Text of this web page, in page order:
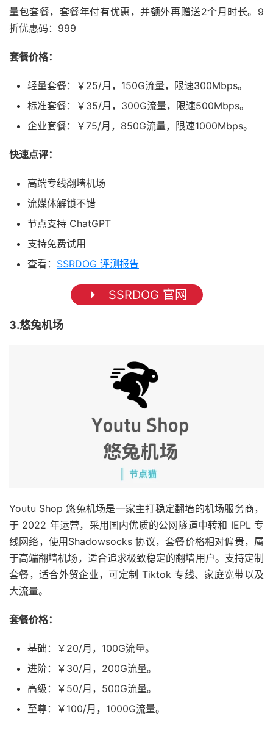
量包套餐，套餐年付有优惠，并额外再赠送2个月时长。9
折优惠码：999
套餐价格：
轻量套餐：￥25/月，150G流量，限速300Mbps。
标准套餐：￥35/月，300G流量，限速500Mbps。
企业套餐：￥75/月，850G流量，限速1000Mbps。
快速点评：
高端专线翻墙机场
流媒体解锁不错
节点支持 ChatGPT
支持免费试用
查看： SSRDOG 评测报告
SSRDOG 官网
3.悠兔机场
Youtu Shop 悠兔机场是一家主打稳定翻墙的机场服务商，
于 2022 年运营，采用国内优质的公网隧道中转和 IEPL 专
线网络，使用Shadowsocks 协议，套餐价格相对偏贵，属
于高端翻墙机场，适合追求极致稳定的翻墙用户。支持定制
套餐，适合外贸企业，可定制 Tiktok 专线、家庭宽带以及
大流量。
套餐价格：
基础：￥20/月，100G流量。
进阶：￥30/月，200G流量。
高级：￥50/月，500G流量。
至尊：￥100/月，1000G流量。